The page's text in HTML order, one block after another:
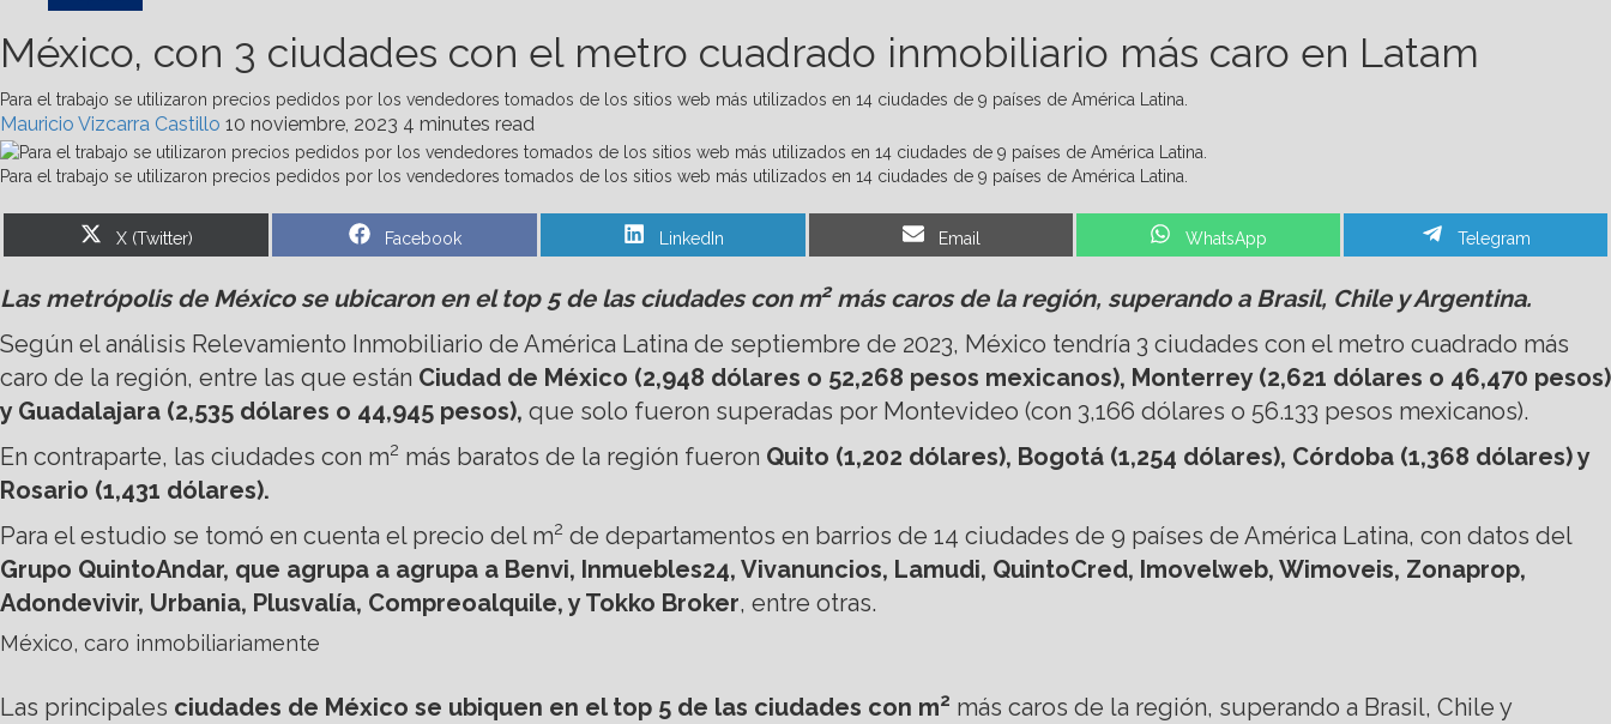
México, con 3 ciudades con el metro cuadrado inmobiliario más caro en Latam
Para el trabajo se utilizaron precios pedidos por los vendedores tomados de los sitios web más utilizados en 14 ciudades de 9 países de América Latina.
Mauricio Vizcarra Castillo 10 noviembre, 2023 4 minutes read
Para el trabajo se utilizaron precios pedidos por los vendedores tomados de los sitios web más utilizados en 14 ciudades de 9 países de América Latina.
Share
on
X (Twitter)
Share
on
Facebook
Share
onLinkedIn
Share
on
Email
Share
on
WhatsApp
Share
on
Telegram
Las metrópolis de México se ubicaron en el top 5 de las ciudades con m2más caros de la región, superando a Brasil, Chile y Argentina.
Según el análisis Relevamiento Inmobiliario de América Latina de septiembre de 2023, México tendría 3 ciudades con el metro cuadrado más
caro de la región, entre las que están Ciudad de México (2,948 dólares o 52,268 pesos mexicanos), Monterrey (2,621 dólares o 46,470 pesos)
y Guadalajara (2,535 dólares o 44,945 pesos), que solo fueron superadas por Montevideo (con 3,166 dólares o 56.133 pesos mexicanos).
En contraparte, las ciudades con m2 más baratos de la región fueron Quito (1,202 dólares), Bogotá (1,254 dólares), Córdoba (1,368 dólares) y
Rosario (1,431 dólares).
Para el estudio se tomó en cuenta el precio del m2 de departamentos en barrios de 14 ciudades de 9 países de América Latina, con datos del
Grupo QuintoAndar, que agrupa a agrupa a Benvi, Inmuebles24, Vivanuncios, Lamudi, QuintoCred, Imovelweb, Wimoveis, Zonaprop,
Adondevivir, Urbania, Plusvalía, Compreoalquile, y Tokko Broker, entre otras.
México, caro inmobiliariamente
Las principales ciudades de México se ubiquen en el top 5 de las ciudades con m2 más caros de la región, superando a Brasil, Chile y